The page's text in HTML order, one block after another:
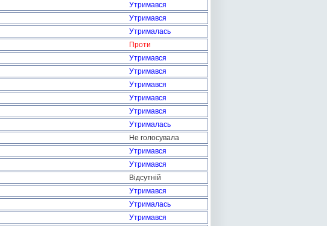
Утримався
Утримався
Утрималась
Проти
Утримався
Утримався
Утримався
Утримався
Утримався
Утрималась
Не голосувала
Утримався
Утримався
Відсутній
Утримався
Утрималась
Утримався